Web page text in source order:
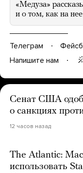
«Медуза»
и о том, как на
Телеграм
Напишите нам
Сенат США
о санкциях
12 часов назад
The Atlantic:
использовать